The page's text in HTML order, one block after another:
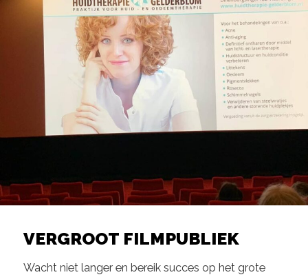
VERGROOT FILMPUBLIEK
Wacht niet langer en bereik succes op het grote